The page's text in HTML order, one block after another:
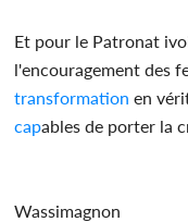
Et pour le Patronat
l'encouragement des
transformation en
capables de porter la
Wassimagnon